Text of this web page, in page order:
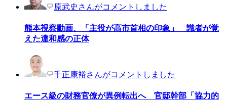
原武史さんがコメントしました
熊本視察動画、「主役が高市首相の印象」 識者が覚
えた違和感の正体
千正康裕さんがコメントしました
エース級の財務官僚が異例転出へ 官邸幹部「協力的